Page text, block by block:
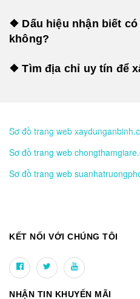
❖ Dấu hiệu nhận biết
không?
❖ Tìm địa chỉ uy tín để
Sơ đồ trang web
Sơ đồ trang web
Sơ đồ trang web
KẾT NỐI VỚI CHÚNG TÔI
NHẬN TIN KHUYẾN MÃI